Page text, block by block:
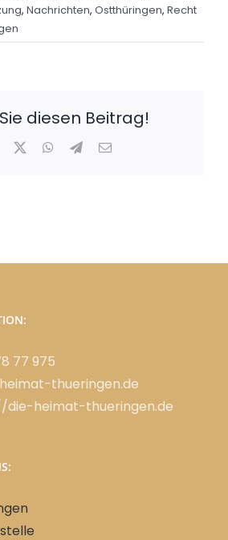
, Nachrichten, Ostthüringen, Recht
diesen Beitrag!
Facebook WhatsApp
Telegram
E-
77 975
thueringen.de
die-heimat-thueringen.de